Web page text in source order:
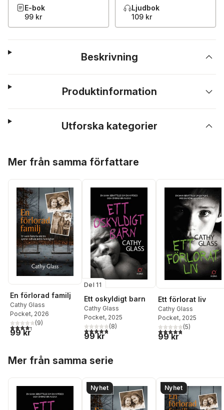
E-bok
99 kr
Ljudbok
109 kr
Beskrivning
Produktinformation
Utforska kategorier
Mer från samma författare
En förlorad familj
Cathy Glass
Pocket, 2026
4,3utav 5 stjärnor. Totalt antal röster:
(9)
99 kr
Del 11
Ett oskyldigt barn
Cathy Glass
Pocket, 2025
4,8utav 5 stjärnor. Totalt antal röster:
(8)
99 kr
Ett förlorat liv
Cathy Glass
Pocket, 2025
4,8utav 5 stjärnor.
(5)
99 kr
Mer från samma serie
Nyhet Nyhet